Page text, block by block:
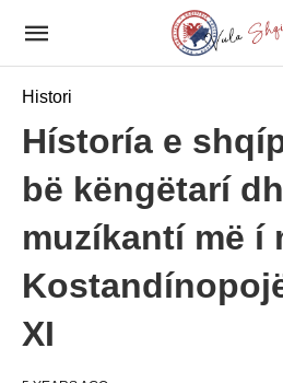
Histori
Hístoría e
bë këngëtarí
muzíkantí më í
XI